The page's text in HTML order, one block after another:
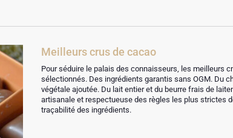
Meilleurs crus de cacao
Pour séduire le palais des connaisseurs, les meilleurs
sélectionnés. Des ingrédients garantis sans OGM. Du
végétale ajoutée. Du lait entier et du beurre frais de
artisanale et respectueuse des règles les plus strictes
traçabilité des ingrédients.